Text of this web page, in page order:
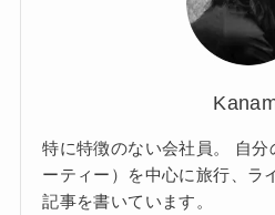
特に特徴のない会社員。 自分
ーティー）を中心に旅行、ラ
記事を書いています。